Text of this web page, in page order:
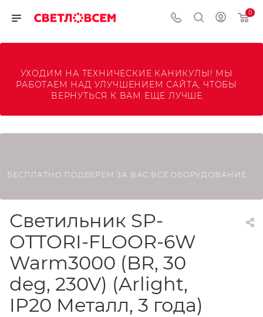
0
УХОДИМ НА ТЕХНИЧЕСКИЕ КАНИКУЛЫ! МЫ
РАБОТАЕМ НАД УЛУЧШЕНИЕМ САЙТА, ЧТОБЫ
ВЕРНУТЬСЯ К ВАМ ЕЩЕ ЛУЧШЕ.
БЕСПЛАТНО ПОДБЕРЕМ ЗА ВАС ВСЁ ОБОРУДОВАНИЕ.
Светильник SP-
OTTORI-FLOOR-6W
Warm3000 (BR, 30
deg, 230V) (Arlight,
IP20 Металл, 3 года)